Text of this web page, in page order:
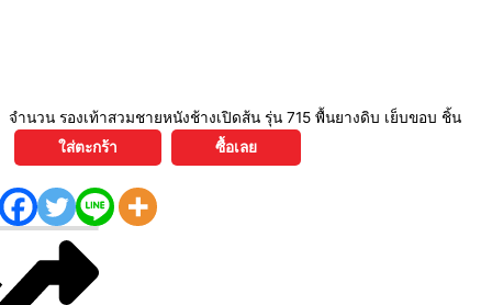
จำนวน รองเท้าสวมชายหนังช้างเปิดส้น รุ่น 715 พื้นยางดิบ เย็บขอบ ชิ้น
ใส่ตะกร้า
ซื้อเลย